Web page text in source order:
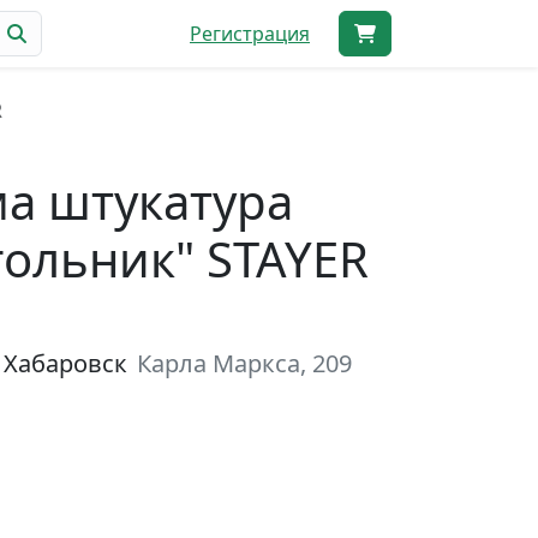
Регистрация
штукатура
STAYER
Карла Маркса, 209